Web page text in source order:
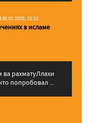
30.01.2025, 15:22
в исламе
попробовал ...